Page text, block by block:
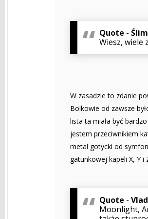
Quote -
Wiesz, wiele
W zasadzie to zdanie
Bolkowie od zawsze
lista ta miała być
jestem przeciwnikiem
metal gotycki od
gatunkowej kapeli X, Y
Quote -
Moonlight,